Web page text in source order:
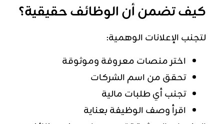
كيف تضمن أن الوظائف حقيقية؟
لتجنب الإعلانات الوهمية:
اختر منصات معروفة وموثوقة
تحقق من اسم الشركات
تجنب أي طلبات مالية
اقرأ وصف الوظيفة بعناية